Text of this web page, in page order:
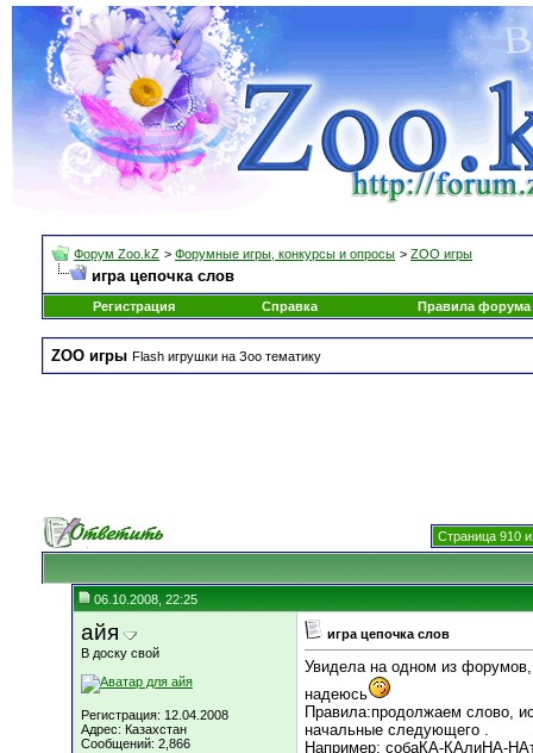
Форум Zoo.kZ > Форумные игры, конкурсы и опросы > ZOO игры
игра цепочка слов
Регистрация Справка Правила форума
ZOO игры Flash игрушки на Зоо тематику
Страница 910
06.10.2008, 22:25
айя
В доску свой
Регистрация: 12.04.2008
Адрес: Казахстан
Сообщений: 2,866
игра цепочка слов
Увидела на одном из
надеюсь
Правила:продолжаем слово,
начальные следующего .
Например: собаКА-КАлиНА-